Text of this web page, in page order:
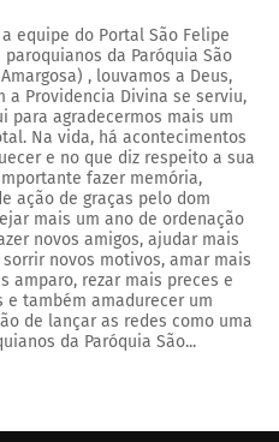
equipe do Portal São Felipe
da Paróquia São
, louvamos a Deus,
a Providencia Divina se serviu,
para agradecermos mais um
Na vida, há acontecimentos
e no que diz respeito a sua
fazer memória,
ação de graças pelo dom
mais um ano de ordenação
novos amigos, ajudar mais
novos motivos, amar mais
amparo, rezar mais preces e
e também amadurecer um
de lançar as redes como uma
da Paróquia São...